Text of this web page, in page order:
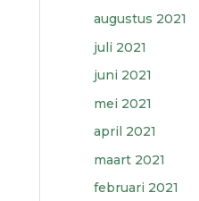
augustus 2021
juli 2021
juni 2021
mei 2021
april 2021
maart 2021
februari 2021